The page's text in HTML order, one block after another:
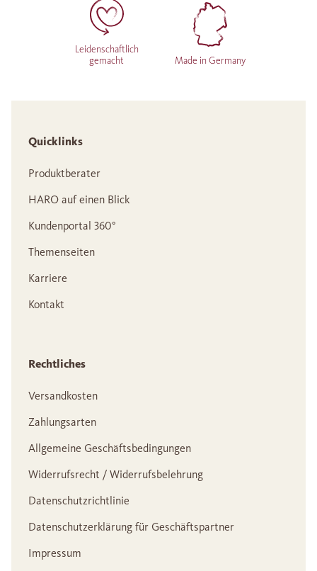
Leidenschaftlich
gemacht
Made in Germany
Quicklinks
Produktberater
HARO auf einen Blick
Kundenportal 360°
Themenseiten
Karriere
Kontakt
Rechtliches
Versandkosten
Zahlungsarten
Allgemeine Geschäftsbedingungen
Widerrufsrecht / Widerrufsbelehrung
Datenschutzrichtlinie
Datenschutzerklärung für Geschäftspartner
Impressum